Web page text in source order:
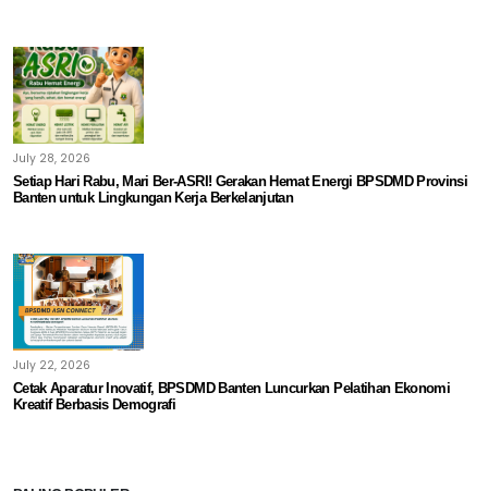
July 28, 2026
Setiap Hari Rabu, Mari Ber-ASRI! Gerakan Hemat Energi BPSDMD Provinsi
Banten untuk Lingkungan Kerja Berkelanjutan
July 22, 2026
Cetak Aparatur Inovatif, BPSDMD Banten Luncurkan Pelatihan Ekonomi
Kreatif Berbasis Demografi